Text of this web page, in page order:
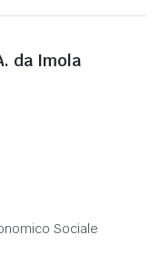
da Imola
Sociale